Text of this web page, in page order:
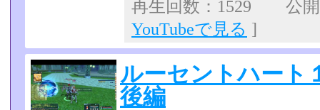
再生回数：1529 公
YouTubeで見る ]
ルーセントハート
後編